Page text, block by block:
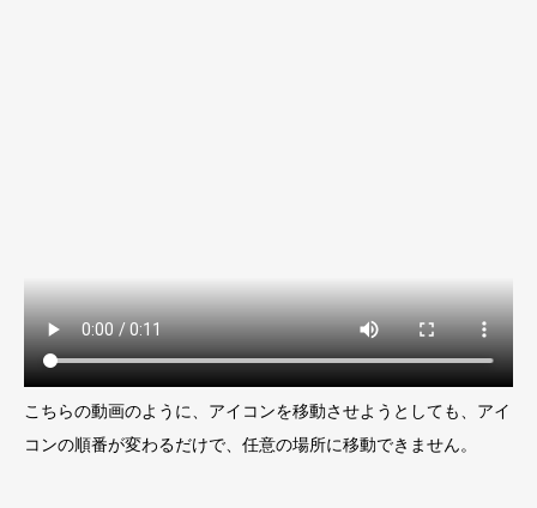
こちらの動画のように、アイコンを移動させようとしても、アイ
コンの順番が変わるだけで、任意の場所に移動できません。